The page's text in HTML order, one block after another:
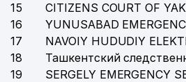
15
CITIZENS COURT OF
16
YUNUSABAD
17
NAVOIY HUDUDIY
18
Ташкентский
19
SERGELY EMERGENCY